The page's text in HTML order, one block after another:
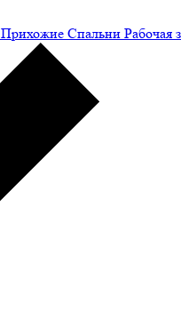
Прихожие Спальни Рабочая